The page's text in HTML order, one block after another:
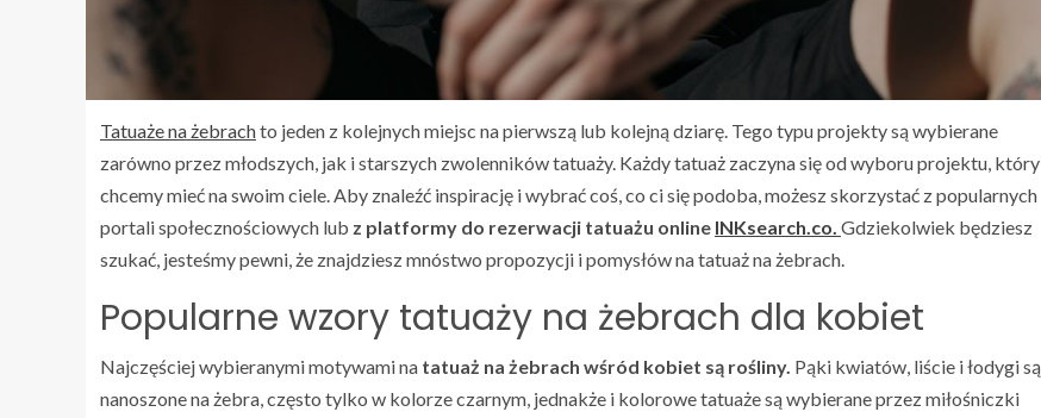
Tatuaże na żebrachto jeden z kolejnych miejsc na pierwszą lub kolejną dziarę. Tego typu projekty są wybierane
zarówno przez młodszych, jak i starszych zwolenników tatuaży. Każdy tatuaż zaczyna się od wyboru projektu, który
chcemy mieć na swoim ciele. Aby znaleźć inspirację i wybrać coś, co ci się podoba, możesz skorzystać z popularnych
portali społecznościowych lub z platformy do rezerwacji tatuażu online INKsearch.co. Gdziekolwiek będziesz
szukać, jesteśmy pewni, że znajdziesz mnóstwo propozycji i pomysłów na tatuaż na żebrach.
Popularne wzory tatuaży na żebrach dla kobiet
Najczęściej wybieranymi motywami na tatuaż na żebrach wśród kobiet są rośliny. Pąki kwiatów, liście i łodygi są
nanoszone na żebra, często tylko w kolorze czarnym, jednakże i kolorowe tatuaże są wybierane przez miłośniczki